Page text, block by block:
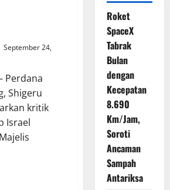
September 24,
Perdana
Shigeru
kritik
Israel
Roket
SpaceX
Tabrak
Bulan
dengan
Kecepatan
8.690
Km/Jam,
Soroti
Ancaman
Sampah
Antariksa